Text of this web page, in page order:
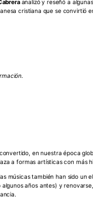
analizó y reseñó a
cristiana que se convirtió
en nuestra época
a formas artísticas con más
músicas también han sido un
años antes) y